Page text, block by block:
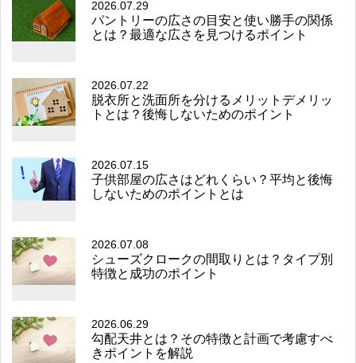
2026.07.29
パントリーの広さの目安と使い勝手の関係
とは？最適な広さを見つけるポイント
2026.07.22
脱衣所と洗面所を分けるメリットデメリッ
トとは？後悔しないためのポイント
2026.07.15
子供部屋の広さはどれくらい？平均と後悔
しないためのポイントとは
2026.07.08
シューズクロークの間取りとは？タイプ別
特徴と成功のポイント
2026.06.29
勾配天井とは？その特徴と計画で考慮すべ
きポイントを解説